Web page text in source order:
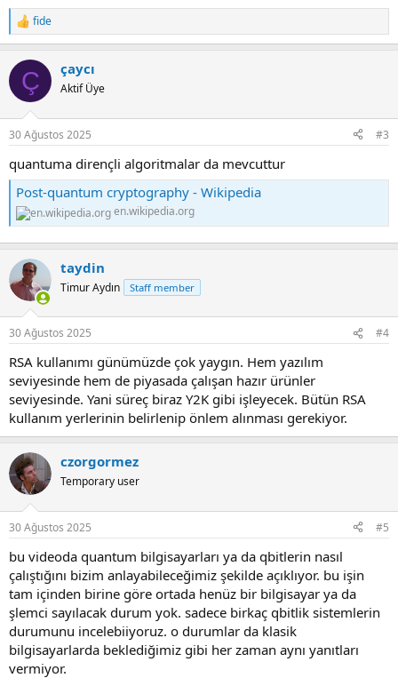
R
e
c
i
s
fide
Ç çaycı
Aktif Üye
30 Ağustos 2025 #3
quantuma dirençli algoritmalar da mevcuttur
Post-quantum cryptography - Wikipedia
en.wikipedia.org
taydin
Timur Aydın Staff member
30 Ağustos 2025 #4
RSA kullanımı günümüzde çok yaygın. Hem yazılım
seviyesinde hem de piyasada çalışan hazır ürünler
seviyesinde. Yani süreç biraz Y2K gibi işleyecek. Bütün RSA
kullanım yerlerinin belirlenip önlem alınması gerekiyor.
czorgormez
Temporary user
30 Ağustos 2025 #5
bu videoda quantum bilgisayarları ya da qbitlerin nasıl
çalıştığını bizim anlayabileceğimiz şekilde açıklıyor. bu işin
tam içinden birine göre ortada henüz bir bilgisayar ya da
şlemci sayılacak durum yok. sadece birkaç qbitlik sistemlerin
durumunu incelebiiyoruz. o durumlar da klasik
bilgisayarlarda beklediğimiz gibi her zaman aynı yanıtları
vermiyor.